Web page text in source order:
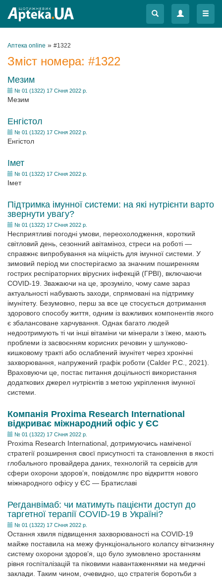
Меню
Меню
Аптека online » #1322
Зміст номера: #1322
Мезим
№ 01 (1322) 17 Січня 2022 р.
Мезим
Енгістол
№ 01 (1322) 17 Січня 2022 р.
Енгістол
Імет
№ 01 (1322) 17 Січня 2022 р.
Імет
Підтримка імунної системи: на які нутрієнти варто
звернути увагу?
№ 01 (1322) 17 Січня 2022 р.
Несприятливі погодні умови, переохолодження, короткий
світловий день, сезонний авітаміноз, стреси на роботі —
справжнє випробування на міцність для імунної системи. У
зимовий період ми спостерігаємо за значним поширенням
гострих респіраторних вірусних інфекцій (ГРВІ), включаючи
COVID-19. Зважаючи на це, зрозуміло, чому саме зараз
актуальності набувають заходи, спрямовані на підтримку
імунітету. Безумовно, перш за все це стосується дотримання
здорового способу життя, одним із важливих компонентів якого
є збалансоване харчування. Однак багато людей
недоотримують ті чи інші вітаміни чи мінерали з їжею, мають
проблеми із засвоєнням корисних речовин у шлунково-
кишковому тракті або ослаблений імунітет через хронічні
захворювання, напружений графік роботи (Calder P.C., 2021).
Враховуючи це, постає питання доцільності використання
додаткових джерел нутрієнтів з метою укріплення імунної
системи.
Компанія Proxima Research International
відкриває міжнародний офіс у ЄС
№ 01 (1322) 17 Січня 2022 р.
Proxima Research International, дотримуючись наміченої
стратегії розширення своєї присутності та становлення в якості
глобального провайдера даних, технологій та сервісів для
сфери охорони здоров’я, повідомляє про відкриття нового
міжнародного офісу у ЄС — Братиславі
Регданвімаб: чи матимуть пацієнти доступ до
таргетної терапії COVID-19 в Україні?
№ 01 (1322) 17 Січня 2022 р.
Остання хвиля підвищення захворюваності на COVID-19
майже поставила на межу функціонального колапсу вітчизняну
систему охорони здоров’я, що було зумовлено зростанням
рівня госпіталізацій та піковими навантаженнями на медичні
заклади. Таким чином, очевидно, що стратегія боротьби з